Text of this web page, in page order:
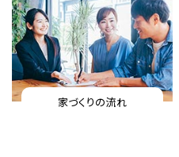
家づくりの流れ